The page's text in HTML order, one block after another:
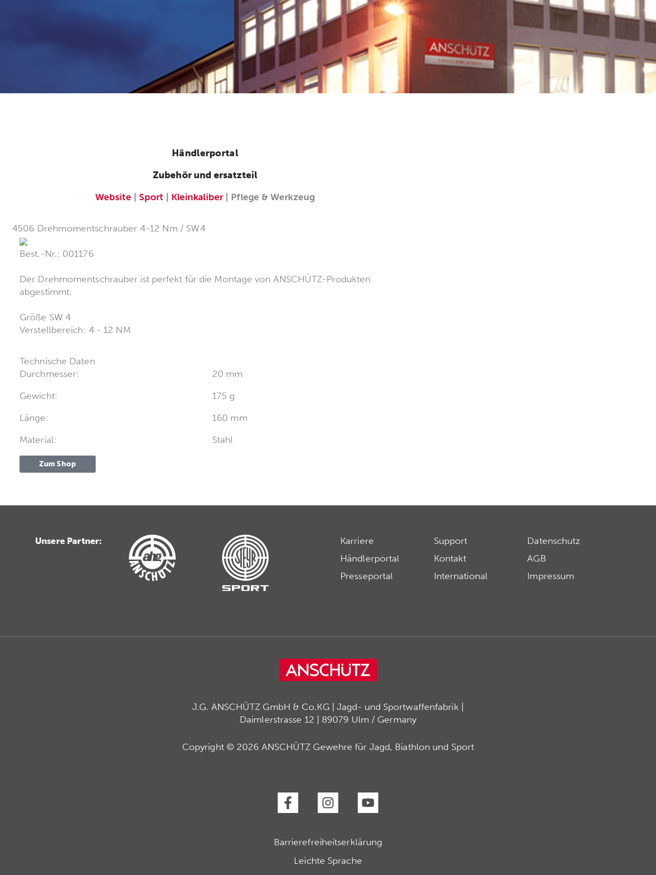
Händlerportal
Zubehör und ersatzteil
Website | Sport | Kleinkaliber| Pflege & Werkzeug
4506 Drehmomentschrauber 4-12 Nm / SW4
Best.-Nr.: 001176
Der Drehmomentschrauber ist perfekt für die Montage von ANSCHÜTZ-Produkten
abgestimmt.
Größe SW 4
Verstellbereich: 4 - 12 NM
Technische Daten
Durchmesser:
20 mm
Gewicht:
175 g
Länge:
160 mm
Material:
Stahl
Zum Shop
Unsere Partner:
Karriere
Händlerportal
Presseportal
Support
Kontakt
International
Datenschutz
AGB
Impressum
J.G. ANSCHÜTZ GmbH & Co.KG | Jagd- und Sportwaffenfabrik |
Daimlerstrasse 12 | 89079 Ulm / Germany
Copyright © 2026 ANSCHÜTZ Gewehre für Jagd, Biathlon und Sport
Barrierefreiheitserklärung
Leichte Sprache